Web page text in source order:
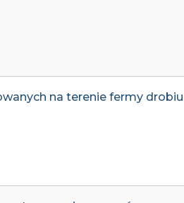
na terenie fermy drobiu